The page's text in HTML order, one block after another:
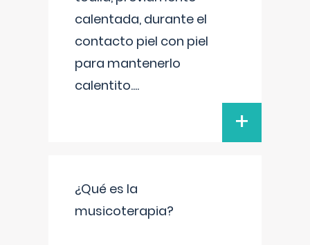
calentada, durante el
contacto piel con piel
para mantenerlo
calentito....
+
¿Qué es la
musicoterapia?